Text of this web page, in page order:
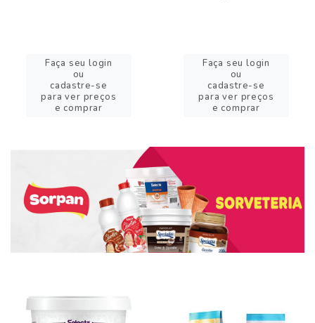
Faça seu login
ou
cadastre-se
para ver preços
e comprar
Faça seu login
ou
cadastre-se
para ver preços
e comprar